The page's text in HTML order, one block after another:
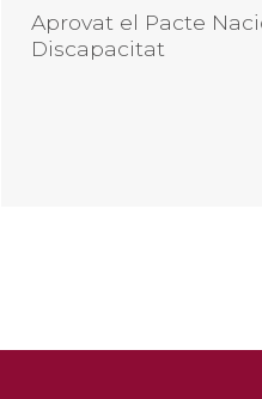
Aprovat el Pacte
Discapacitat